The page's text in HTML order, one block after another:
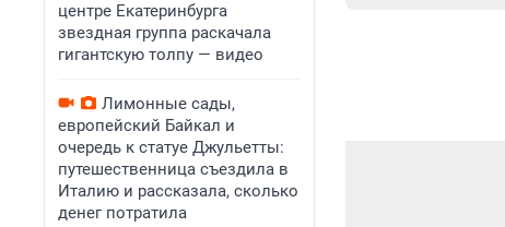
центре Екатеринбурга
звездная группа раскачала
гигантскую толпу — видео
Лимонные сады,
европейский Байкал и
очередь к статуе Джульетты:
путешественница съездила в
Италию и рассказала, сколько
денег потратила